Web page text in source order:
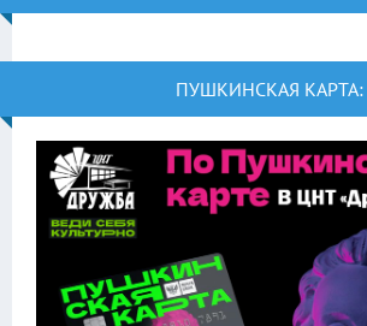
ПУШКИНСКАЯ КАРТА: